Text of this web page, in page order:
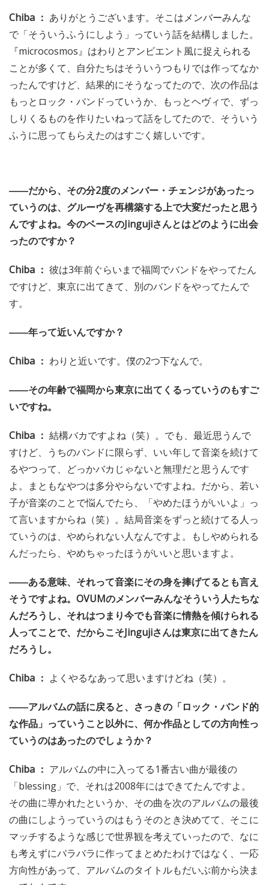
Chiba ： ありがとうございます。そこはメンバーみんな
で「そういうふうにしよう」っていう話を結構しました。
『microcosmos』はわりとアンビエント風に捉えられる
ことが多くて、自分たちはそういうつもりでは作ってなか
ったんですけど、結果的にそうなってたので、次の作品は
もっとロック・バンドっていうか、もっとヘヴィで、ずっ
しりくるものを作りたいねって話をしてたので、そういう
ふうに思ってもらえたのはすごく嬉しいです。
――だから、その分2度のメンバー・チェンジがあったっ
ていうのは、グルーヴを再構築する上で大変だったと思う
んですよね。今のベースのJingujiさんとはどのように出会
ったのですか？
Chiba ： 彼は3年前ぐらいまで福岡でバンドをやってたん
ですけど、東京に出てきて、別のバンドをやってたんで
す。
――年って近いんですか？
Chiba ： わりと近いです。僕の2つ下なんで。
――その年齢で福岡から東京に出てくるっていうのもすご
いですね。
Chiba ： 結構バカですよね（笑）。でも、最近思うんで
すけど、うちのバンドに限らず、いい年して音楽を続けて
るやつって、どっかバカじゃないと無理だと思うんです
よ。まともなやつは多分やらないですよね。だから、若い
子が音楽のことで悩んでたら、「やめたほうがいいよ」っ
て言いますからね（笑）。結局音楽をずっと続けてる人っ
ていうのは、やめられない人なんですよ。もしやめられる
んだったら、やめちゃったほうがいいと思いますよ。
――ある意味、それって音楽にその身を捧げてるとも言え
そうですよね。OVUMのメンバーみんなそういう人たちな
んだろうし、それはつまり今でも音楽に情熱を傾けられる
人ってことで、だからこそJingujiさんは東京に出てきたん
だろうし。
Chiba ： よくやるなあって思いますけどね（笑）。
――アルバムの話に戻ると、さっきの「ロック・バンド的
な作品」っていうこと以外に、何か作品としての方向性っ
ていうのはあったのでしょうか？
Chiba ： アルバムの中に入ってる1番古い曲が最後の
「blessing」で、それは2008年にはできてたんですよ。
その曲に導かれたというか、その曲を次のアルバムの最後
の曲にしようっていうのはもうそのとき決めてて、そこに
マッチするような感じで世界観を考えていったので、なに
も考えずにバラバラに作ってまとめたわけではなく、一応
方向性があって、アルバムのタイトルもだいぶ前から決ま